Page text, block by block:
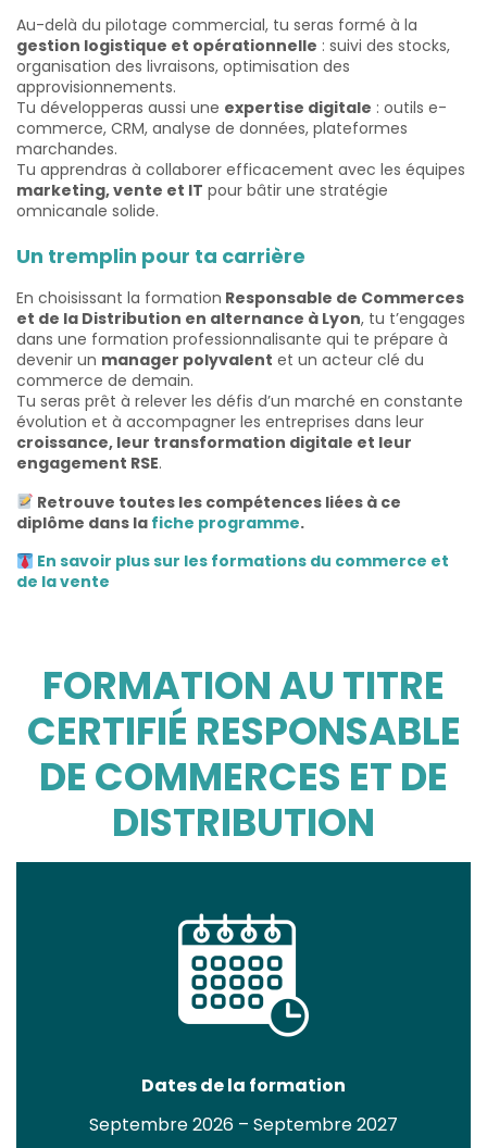
Au-delà du pilotage commercial, tu seras formé à la
gestion logistique et opérationnelle : suivi des stocks,
organisation des livraisons, optimisation des
approvisionnements.
Tu développeras aussi une expertise digitale : outils e-
commerce, CRM, analyse de données, plateformes
marchandes.
Tu apprendras à collaborer efficacement avec les équipes
marketing, vente et IT pour bâtir une stratégie
omnicanale solide.
Un tremplin pour ta carrière
En choisissant la formation Responsable de Commerces
et de la Distribution en alternance à Lyon, tu t’engages
dans une formation professionnalisante qui te prépare à
devenir un manager polyvalent et un acteur clé du
commerce de demain.
Tu seras prêt à relever les défis d’un marché en constante
évolution et à accompagner les entreprises dans leur
croissance, leur transformation digitale et leur
engagement RSE.
Retrouve toutes les compétences liées à ce
diplôme dans la fiche programme.
En savoir plus sur les formations du commerce et
de la vente
FORMATION AU TITRE
CERTIFIÉ RESPONSABLE
DE COMMERCES ET DE
DISTRIBUTION
Dates de la formation
Septembre 2026 – Septembre 2027